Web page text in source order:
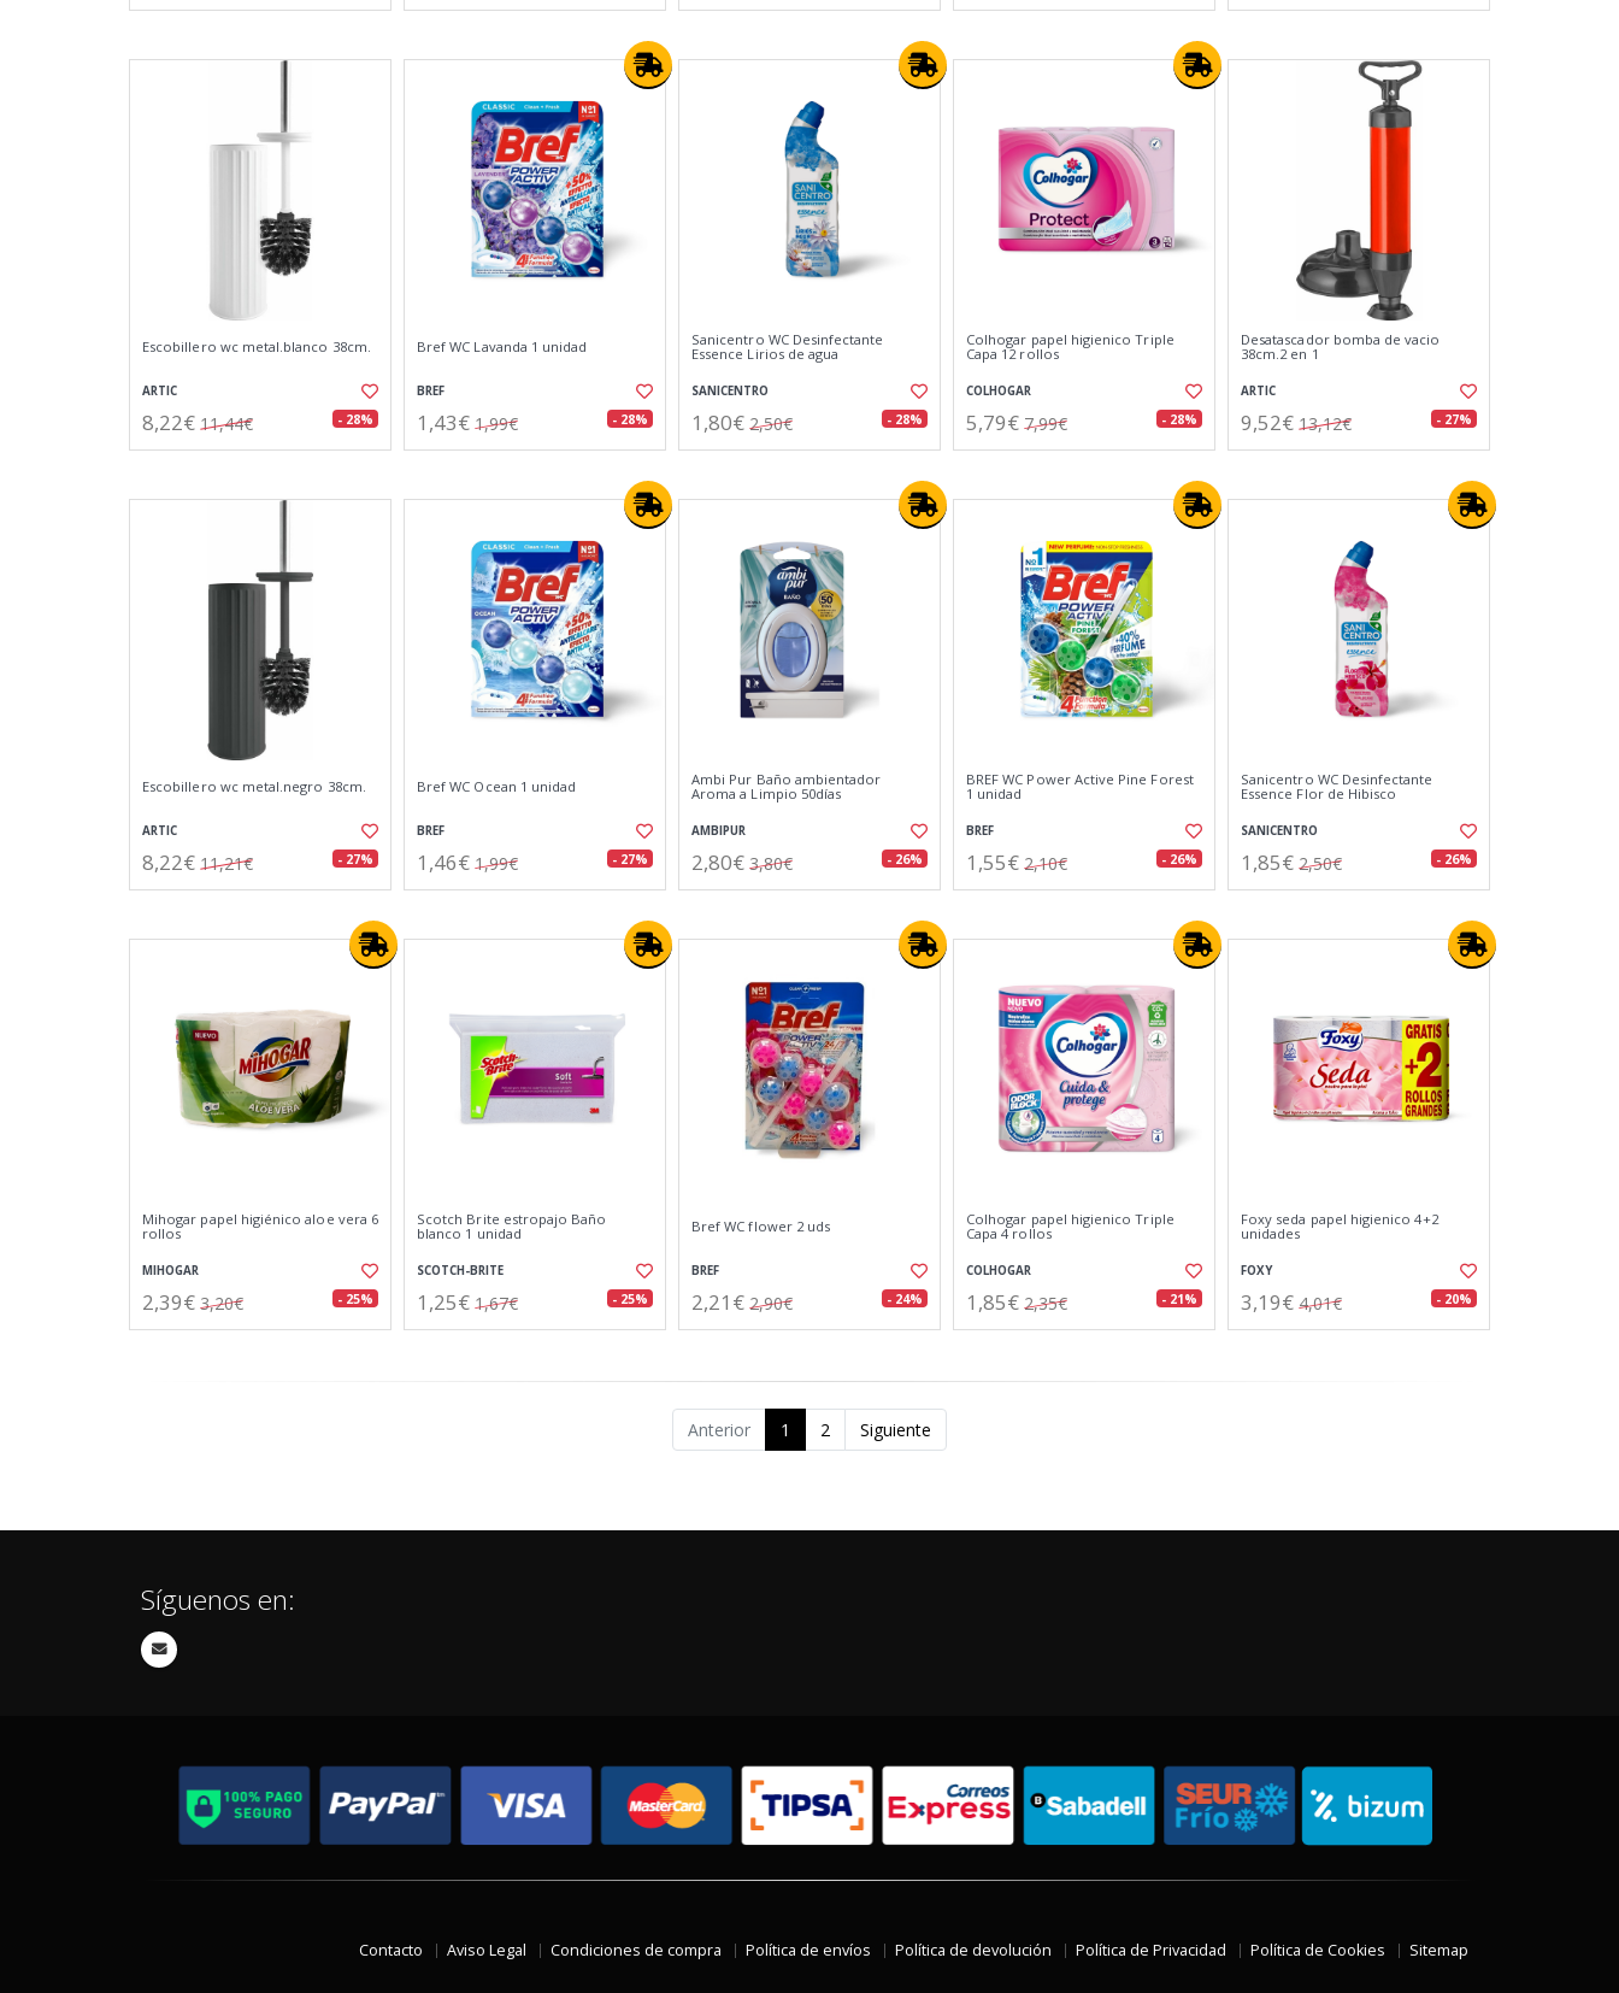
Escobillero wc metal.blanco 38cm.
ARTIC
8,22€ 11,44€ - 28%
Bref WC Lavanda 1 unidad
BREF
1,43€ 1,99€ - 28%
Sanicentro WC Desinfectante
Essence Lirios de agua
SANICENTRO
1,80€ 2,50€ - 28%
Colhogar papel higienico Triple
Capa 12 rollos
COLHOGAR
5,79€ 7,99€ - 28%
Desatascador bomba de vacio
38cm.2 en 1
ARTIC
9,52€ 13,12€ - 27%
Escobillero wc metal.negro 38cm.
ARTIC
8,22€ 11,21€ - 27%
Bref WC Ocean 1 unidad
BREF
1,46€ 1,99€ - 27%
Ambi Pur Baño ambientador
Aroma a Limpio 50días
AMBIPUR
2,80€ 3,80€ - 26%
BREF WC Power Active Pine Forest
1 unidad
BREF
1,55€ 2,10€ - 26%
Sanicentro WC Desinfectante
Essence Flor de Hibisco
SANICENTRO
1,85€ 2,50€ - 26%
Mihogar papel higiénico aloe vera 6
rollos
MIHOGAR
2,39€ 3,20€ - 25%
Scotch Brite estropajo Baño
blanco 1 unidad
SCOTCH-BRITE
1,25€ 1,67€ - 25%
Bref WC flower 2 uds
BREF
2,21€ 2,90€ - 24%
Colhogar papel higienico Triple
Capa 4 rollos
COLHOGAR
1,85€ 2,35€ - 21%
Foxy seda papel higienico 4+2
unidades
FOXY
3,19€ 4,01€ - 20%
Anterior 1 2 Siguiente
Síguenos en:
Contacto Aviso Legal Condiciones de compra Política de envíos Política de devolución Política de Privacidad Política de Cookies Sitemap